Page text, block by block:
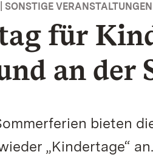
VERANSTALTUNGEN
für
an der
bieten
„Kindertage“